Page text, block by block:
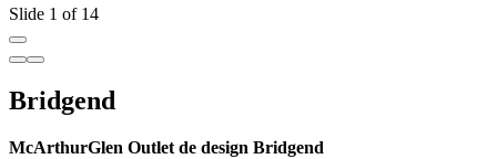
Slide 1 of 14
Bridgend
McArthurGlen Outlet de design Bridgend